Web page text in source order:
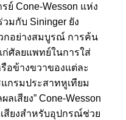
ย์ Cone-Wesson แห่ง
มกับ Sininger ยัง
กอย่างสมบูรณ์ การค้น
ก่ศัลยแพทย์ในการใส่
อข้างขวาของแต่ละ
กรมประสาทหูเทียม
เสียง” Cone-Wesson
สียงสำหรับอุปกรณ์ช่วย